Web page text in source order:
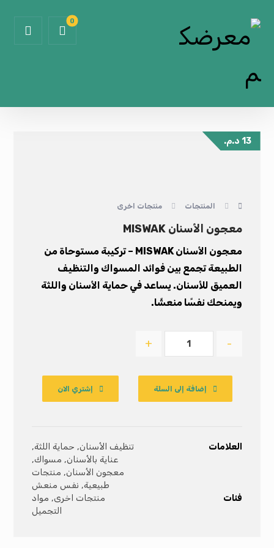
المنتجات منتجات اخرى
معجون الأسنان MISWAK
13 د.م.
معجون الأسنان MISWAK – تركيبة مستوحاة من
الطبيعة تجمع بين فوائد المسواك والتنظيف
العميق للأسنان. يساعد في حماية الأسنان واللثة
ويمنحك نفسًا منعشًا.
-
+
إضافة إلى السلة إشتري الان
العلامات تنظيف الأسنان, حماية اللثة,
عناية بالأسنان, مسواك,
معجون الأسنان, منتجات
طبيعية, نفس منعش
فئات
منتجات اخرى, مواد
التجميل